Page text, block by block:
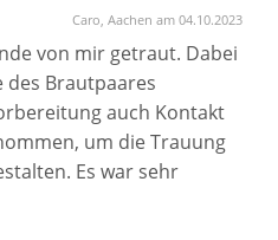
aufgewühlt,
Kein Auge blieb
Weinen.
Kerstin dafür, dass
hatten. Wir wussten,
dabei und stand uns
offenen Ohr zur Seite.
Caro, Aachen am 04.10.2023
von mir getraut. Dabei
des Brautpaares
auch Kontakt
um die Trauung
Es war sehr
Priese Humor - kein